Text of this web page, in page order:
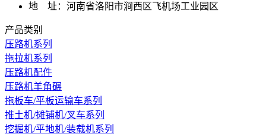
地 址：河南省洛阳市涧西区飞机场工业园区
产品类别
压路机系列
拖拉机系列
压路机配件
压路机羊角碾
拖板车/平板运输车系列
推土机/摊铺机/叉车系列
挖掘机/平地机/装载机系列